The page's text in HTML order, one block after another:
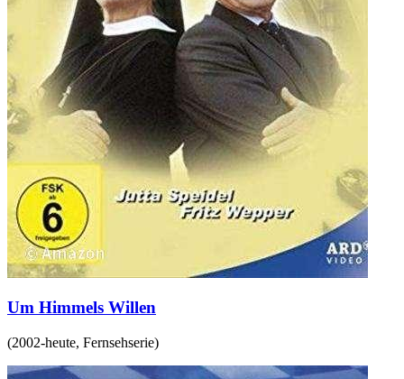
Um Himmels Willen
(2002-heute, Fernsehserie)